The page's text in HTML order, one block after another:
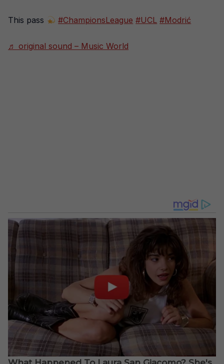
This pass #ChampionsLeague #UCL #Modrić
♬ original sound – Music World